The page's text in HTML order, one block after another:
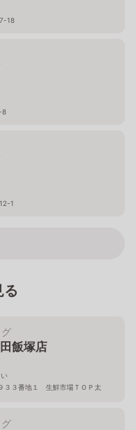
18
8
1
飯塚店
３３番地１ 生鮮市場ＴＯＰ太